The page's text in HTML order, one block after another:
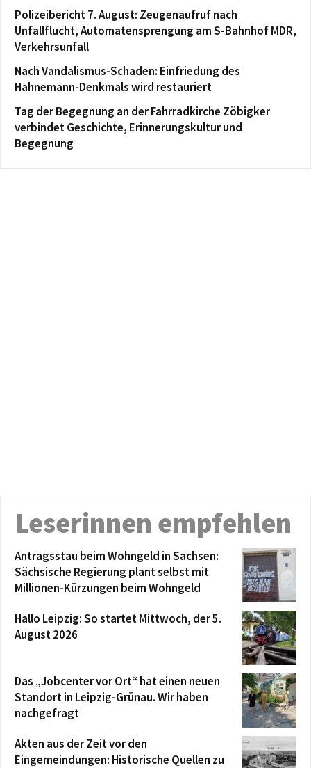
Polizeibericht 7. August: Zeugenaufruf nach
Unfallflucht, Automatensprengung am S-Bahnhof MDR,
Verkehrsunfall
Nach Vandalismus-Schaden: Einfriedung des
Hahnemann-Denkmals wird restauriert
Tag der Begegnung an der Fahrradkirche Zöbigker
verbindet Geschichte, Erinnerungskultur und
Begegnung
Leserinnen empfehlen
Antragsstau beim Wohngeld in Sachsen:
Sächsische Regierung plant selbst mit
Millionen-Kürzungen beim Wohngeld
Hallo Leipzig: So startet Mittwoch, der 5.
August 2026
Das „Jobcenter vor Ort“ hat einen neuen
Standort in Leipzig-Grünau. Wir haben
nachgefragt
Akten aus der Zeit vor den
Eingemeindungen: Historische Quellen zu